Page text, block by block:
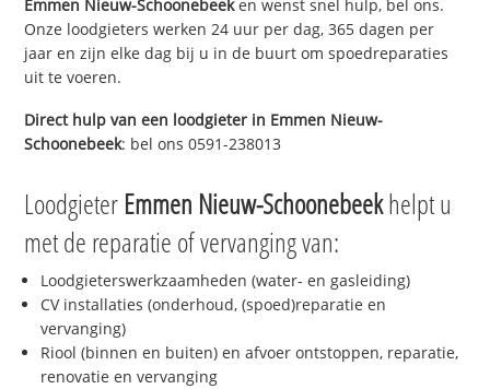
Emmen Nieuw-Schoonebeeken wenst snel hulp, bel ons.
Onze loodgieters werken 24 uur per dag, 365 dagen per
jaar en zijn elke dag bij u in de buurt om spoedreparaties
uit te voeren.
Direct hulp van een loodgieter in Emmen Nieuw-
Schoonebeek: bel ons 0591-238013
Loodgieter Emmen Nieuw-Schoonebeekhelpt u
met de reparatie of vervanging van:
Loodgieterswerkzaamheden (water- en gasleiding)
CV installaties (onderhoud, (spoed)reparatie en
vervanging)
Riool (binnen en buiten) en afvoer ontstoppen, reparatie,
renovatie en vervanging